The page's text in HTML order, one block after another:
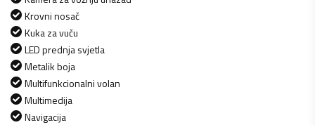
Krovni nosač
Kuka za vuču
LED prednja svjetla
Metalik boja
Multifunkcionalni volan
Multimedija
Navigacija